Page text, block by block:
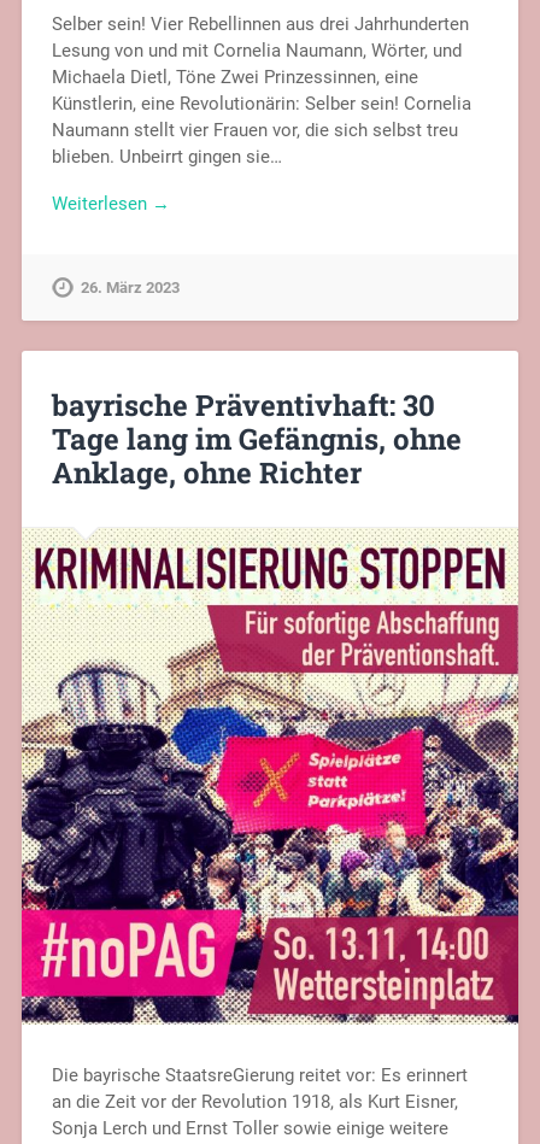
Selber sein! Vier Rebellinnen aus drei Jahrhunderten
Lesung von und mit Cornelia Naumann, Wörter, und
Michaela Dietl, Töne Zwei Prinzessinnen, eine
Künstlerin, eine Revolutionärin: Selber sein! Cornelia
Naumann stellt vier Frauen vor, die sich selbst treu
blieben. Unbeirrt gingen sie…
Weiterlesen →
26. März 2023
bayrische Präventivhaft: 30
Tage lang im Gefängnis, ohne
Anklage, ohne Richter
Die bayrische StaatsreGierung reitet vor: Es erinnert
an die Zeit vor der Revolution 1918, als Kurt Eisner,
Sonja Lerch und Ernst Toller sowie einige weitere